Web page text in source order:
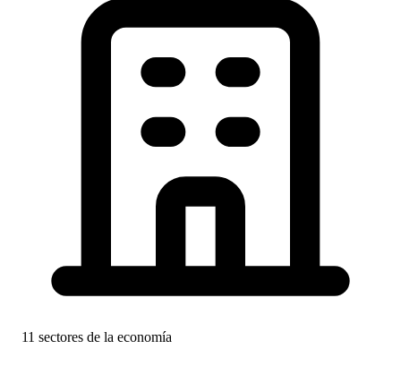
11 sectores de la economía